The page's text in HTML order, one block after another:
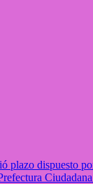
plazo dispuesto